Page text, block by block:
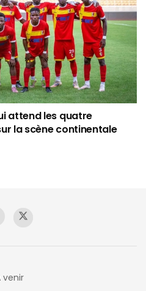
attend les quatre
la scène continentale
venir